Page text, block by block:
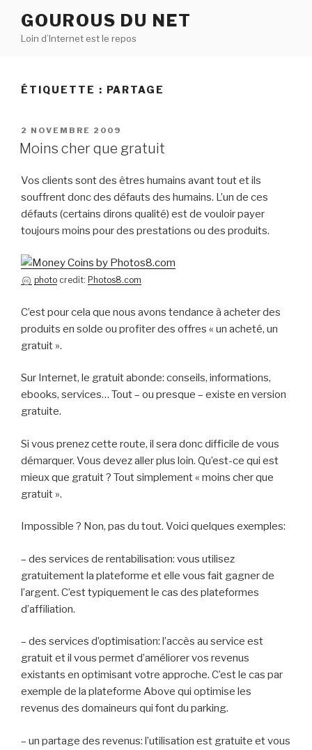
contenu
GOUROUS DU NET
Loin d’Internet est le repos
ÉTIQUETTE : PARTAGE
PUBLIÉ
LE
2 NOVEMBRE 2009
Moins cher que gratuit
Vos clients sont des êtres humains avant tout et ils
souffrent donc des défauts des humains. L’un de ces
défauts (certains dirons qualité) est de vouloir payer
toujours moins pour des prestations ou des produits.
photo credit: Photos8.com
C’est pour cela que nous avons tendance à acheter des
produits en solde ou profiter des offres « un acheté, un
gratuit ».
Sur Internet, le gratuit abonde: conseils, informations,
ebooks, services… Tout – ou presque – existe en version
gratuite.
Si vous prenez cette route, il sera donc difficile de vous
démarquer. Vous devez aller plus loin. Qu’est-ce qui est
mieux que gratuit ? Tout simplement « moins cher que
gratuit ».
Impossible ? Non, pas du tout. Voici quelques exemples:
– des services de rentabilisation: vous utilisez
gratuitement la plateforme et elle vous fait gagner de
l’argent. C’est typiquement le cas des plateformes
d’affiliation.
– des services d’optimisation: l’accès au service est
gratuit et il vous permet d’améliorer vos revenus
existants en optimisant votre approche. C’est le cas par
exemple de la plateforme Above qui optimise les
revenus des domaineurs qui font du parking.
– un partage des revenus: l’utilisation est gratuite et vous